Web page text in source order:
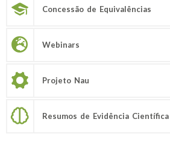
Concessão de Equivalências
Webinars
Projeto Nau
Resumos de Evidência Científica